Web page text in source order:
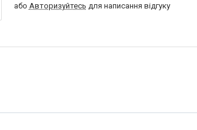
або Авторизуйтесь для написання відгуку